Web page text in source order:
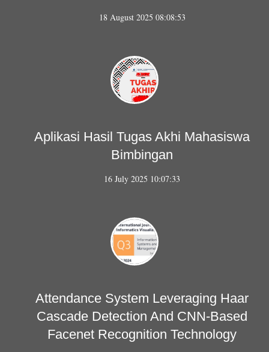
18 August 2025 08:08:53
Aplikasi Hasil Tugas Akhi Mahasiswa
Bimbingan
16 July 2025 10:07:33
Attendance System Leveraging Haar
Cascade Detection And CNN-Based
Facenet Recognition Technology